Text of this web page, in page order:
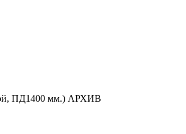
ПД1400 мм.) АРХИВ